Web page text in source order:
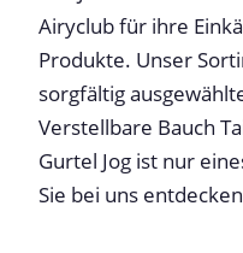
Airyclub für ihre
Produkte. Unser
sorgfältig
Verstellbare Bauch
Gurtel Jog ist nur
Sie bei uns